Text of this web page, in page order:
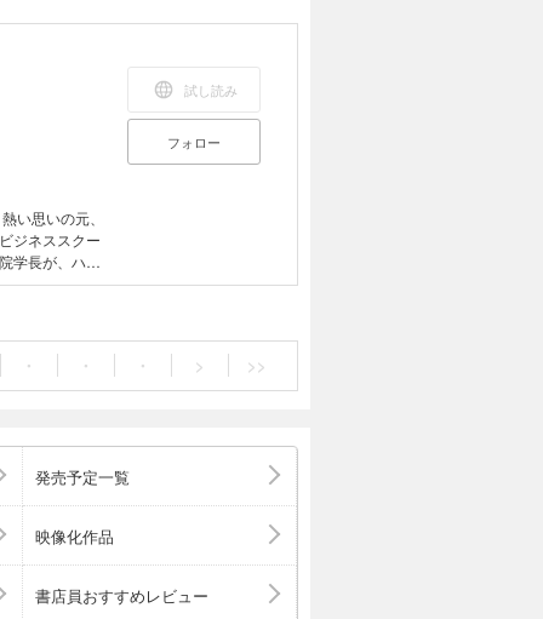
い思いの元、
ジネススクー
学長が、ハー
勉強法&実践
解説してい
トワークは
ない志は、ど
試し読み
フォロー
・ ・ ・ > >>
発売予定一覧
映像化作品
書店員おすすめレビュー